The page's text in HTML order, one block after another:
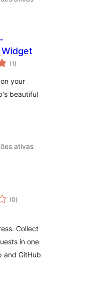
(1 total
de
)
your
beautiful
ativas
(0total
de
)
Collect
in one
and GitHub